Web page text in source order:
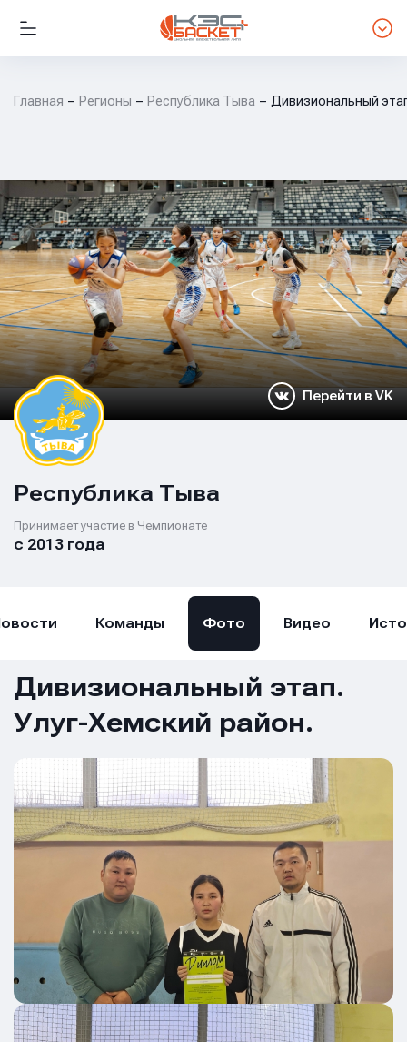
Главная Регионы Республика Тыва Дивизиональный
Перейти в VK
Республика Тыва
Принимает участие в Чемпионате
с 2013 года
Команды Фото Видео
Дивизиональный этап.
Улуг-Хемский район.